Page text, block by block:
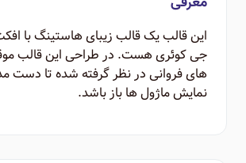
این قالب یک قالب زیبای هاستینگ با
جی کوئری هست. در طراحی این قالب
های فروانی در نظر گرفته شده تا دست
نمایش ماژول ها باز باشد.